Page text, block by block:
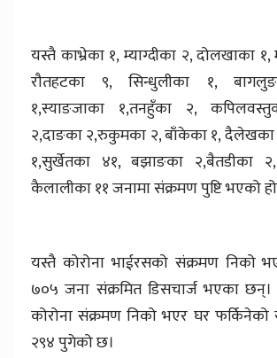
यस्तै काभ्रेका १, म्याग्दीका २, दोलखाका
रौतहटका ९, सिन्धुलीका १,
१,स्याङजाका १,तनहुँका २,
२,दाङका २,रुकुमका २, बाँकेका १,
१,सुर्खेतका ४१, बझाङका २,बैतडीका
कैलालीका ११ जनामा संक्रमण पुष्टि भएको
यस्तै कोरोना भाईरसको संक्रमण निको
७०५ जना संक्रमित डिसचार्ज भएका
कोरोना संक्रमण निको भएर घर
२९४ पुगेको छ।